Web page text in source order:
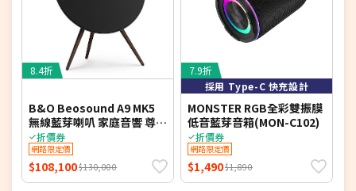
8.4折
B&O Beosound A9 MK5
無線藍芽喇叭 家庭音響 尊爵
黑 公司貨
折價券
網路限定價
$108,100$130,000
7.9折
採用 Type-C 快充設計
MONSTER RGB全彩雙振膜
低音藍芽音箱(MON-C102)
折價券
網路限定價
$1,490$1,890